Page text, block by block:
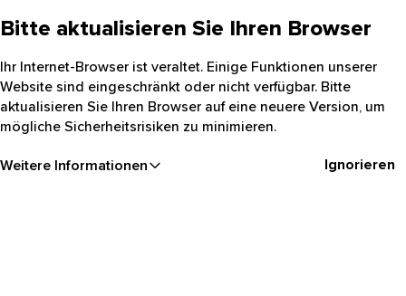
Bitte aktualisieren Sie Ihren Browser
Ihr Internet-Browser ist veraltet. Einige Funktionen unserer
Website sind eingeschränkt oder nicht verfügbar. Bitte
aktualisieren Sie Ihren Browser auf eine neuere Version, um
mögliche Sicherheitsrisiken zu minimieren.
Weitere Informationen Ignorieren